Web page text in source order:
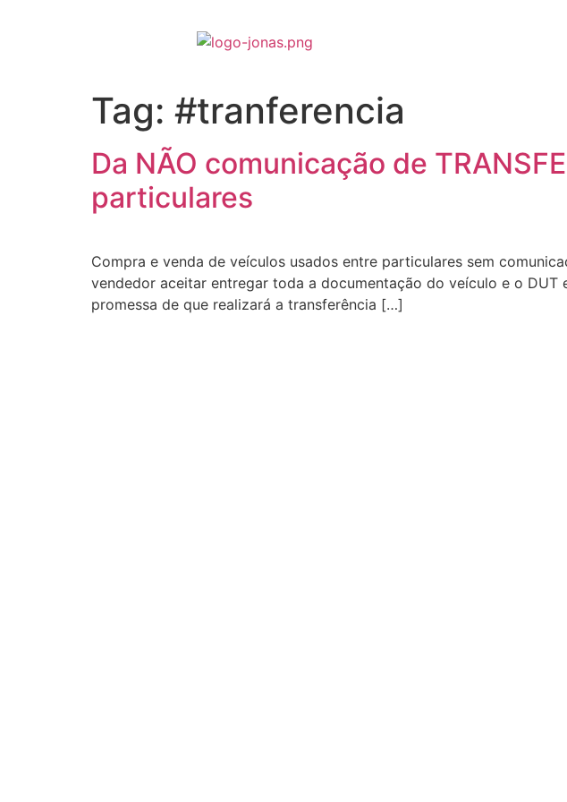
Tag: #tranferencia
Da NÃO comunicação de
particulares
Compra e venda de veículos usados entre particulares sem
vendedor aceitar entregar toda a documentação do veículo e o
promessa de que realizará a transferência […]